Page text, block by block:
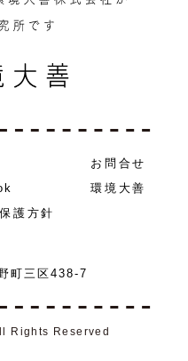
お問合せ
環境大善
護方針
町三区438-7
Rights Reserved